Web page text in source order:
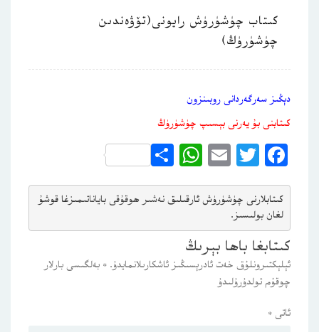
كىتاب چۈشۈرۈش رايونى(تۆۋەندىن
چۈشۈرۈڭ)
دېڭىز سەرگەردانى روبىنزون
كىتابنى بۇ يەرنى بېسىپ چۈشۈرۈڭ
Facebook
Twitter
Email
WhatsApp
Share
كىتابلارنى چۈشۈرۈش ئارقىلىق نەشىر ھوقۇقى باياناتىمىزغا قوشۇ
لغان بولىسىز.
كىتابغا باھا بېرىڭ
ئېلېكتىرونلۇق خەت ئادرېسىڭىز ئاشكارىلانمايدۇ. * بەلگىسى بارلار
چوقۇم تولدۇرۇلىدۇ
ئاتى *